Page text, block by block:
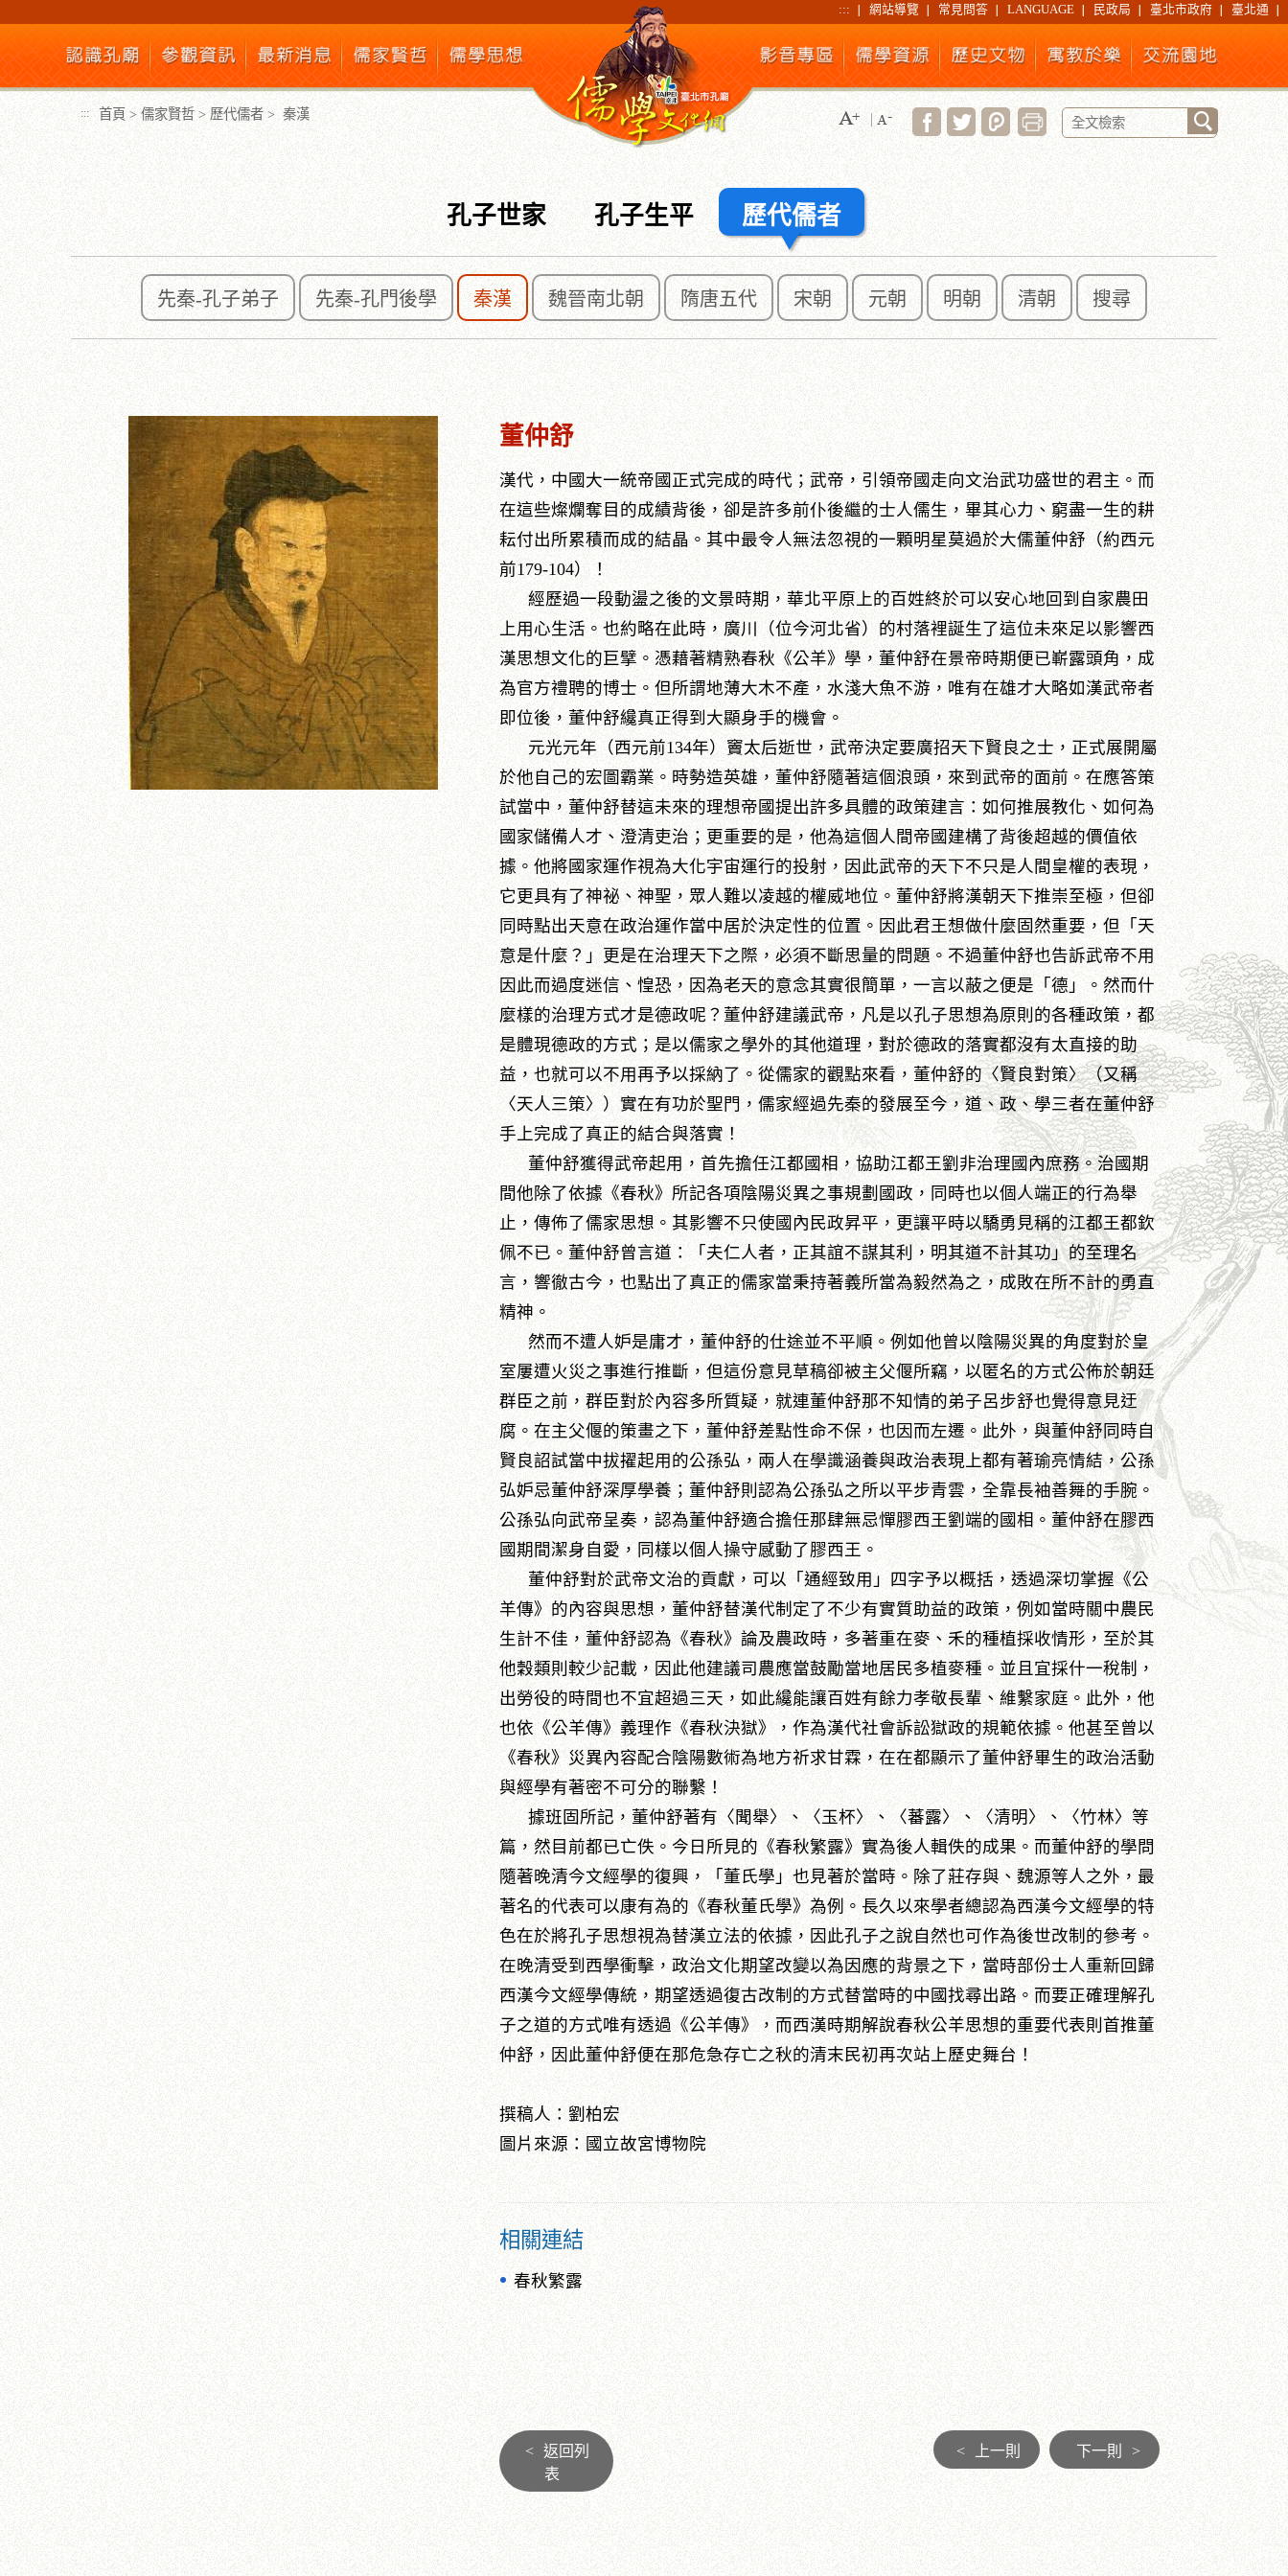
主
要
內
容
區
塊
::: 網站導覽 常見問答 LANGUAGE 民政局 臺北市政府 臺北通
::: 首頁 > 儒家賢哲 > 歷代儒者 > 秦漢
孔子世家 孔子生平 歷代儒者
先秦-孔子弟子 先秦-孔門後學 秦漢 魏晉南北朝 隋唐五代 宋朝 元朝 明朝 清朝 搜尋
::: 董仲舒
漢代，中國大一統帝國正式完成的時代；武帝，引領帝國走向文治武功盛世的君主。而
在這些燦爛奪目的成績背後，卻是許多前仆後繼的士人儒生，畢其心力、窮盡一生的耕
耘付出所累積而成的結晶。其中最令人無法忽視的一顆明星莫過於大儒董仲舒（約西元
前179-104）！
經歷過一段動盪之後的文景時期，華北平原上的百姓終於可以安心地回到自家農田
上用心生活。也約略在此時，廣川（位今河北省）的村落裡誕生了這位未來足以影響西
漢思想文化的巨擘。憑藉著精熟春秋《公羊》學，董仲舒在景帝時期便已嶄露頭角，成
為官方禮聘的博士。但所謂地薄大木不產，水淺大魚不游，唯有在雄才大略如漢武帝者
即位後，董仲舒纔真正得到大顯身手的機會。
元光元年（西元前134年）竇太后逝世，武帝決定要廣招天下賢良之士，正式展開屬
於他自己的宏圖霸業。時勢造英雄，董仲舒隨著這個浪頭，來到武帝的面前。在應答策
試當中，董仲舒替這未來的理想帝國提出許多具體的政策建言：如何推展教化、如何為
國家儲備人才、澄清吏治；更重要的是，他為這個人間帝國建構了背後超越的價值依
據。他將國家運作視為大化宇宙運行的投射，因此武帝的天下不只是人間皇權的表現，
它更具有了神祕、神聖，眾人難以凌越的權威地位。董仲舒將漢朝天下推崇至極，但卻
同時點出天意在政治運作當中居於決定性的位置。因此君王想做什麼固然重要，但「天
意是什麼？」更是在治理天下之際，必須不斷思量的問題。不過董仲舒也告訴武帝不用
因此而過度迷信、惶恐，因為老天的意念其實很簡單，一言以蔽之便是「德」。然而什
麼樣的治理方式才是德政呢？董仲舒建議武帝，凡是以孔子思想為原則的各種政策，都
是體現德政的方式；是以儒家之學外的其他道理，對於德政的落實都沒有太直接的助
益，也就可以不用再予以採納了。從儒家的觀點來看，董仲舒的〈賢良對策〉（又稱
〈天人三策〉）實在有功於聖門，儒家經過先秦的發展至今，道、政、學三者在董仲舒
手上完成了真正的結合與落實！
董仲舒獲得武帝起用，首先擔任江都國相，協助江都王劉非治理國內庶務。治國期
間他除了依據《春秋》所記各項陰陽災異之事規劃國政，同時也以個人端正的行為舉
止，傳佈了儒家思想。其影響不只使國內民政昇平，更讓平時以驕勇見稱的江都王都欽
佩不已。董仲舒曾言道：「夫仁人者，正其誼不謀其利，明其道不計其功」的至理名
言，響徹古今，也點出了真正的儒家當秉持著義所當為毅然為之，成敗在所不計的勇直
精神。
然而不遭人妒是庸才，董仲舒的仕途並不平順。例如他曾以陰陽災異的角度對於皇
室屢遭火災之事進行推斷，但這份意見草稿卻被主父偃所竊，以匿名的方式公佈於朝廷
群臣之前，群臣對於內容多所質疑，就連董仲舒那不知情的弟子呂步舒也覺得意見迂
腐。在主父偃的策畫之下，董仲舒差點性命不保，也因而左遷。此外，與董仲舒同時自
賢良詔試當中拔擢起用的公孫弘，兩人在學識涵養與政治表現上都有著瑜亮情結，公孫
弘妒忌董仲舒深厚學養；董仲舒則認為公孫弘之所以平步青雲，全靠長袖善舞的手腕。
公孫弘向武帝呈奏，認為董仲舒適合擔任那肆無忌憚膠西王劉端的國相。董仲舒在膠西
國期間潔身自愛，同樣以個人操守感動了膠西王。
董仲舒對於武帝文治的貢獻，可以「通經致用」四字予以概括，透過深切掌握《公
羊傳》的內容與思想，董仲舒替漢代制定了不少有實質助益的政策，例如當時關中農民
生計不佳，董仲舒認為《春秋》論及農政時，多著重在麥、禾的種植採收情形，至於其
他穀類則較少記載，因此他建議司農應當鼓勵當地居民多植麥種。並且宜採什一稅制，
出勞役的時間也不宜超過三天，如此纔能讓百姓有餘力孝敬長輩、維繫家庭。此外，他
也依《公羊傳》義理作《春秋決獄》，作為漢代社會訴訟獄政的規範依據。他甚至曾以
《春秋》災異內容配合陰陽數術為地方祈求甘霖，在在都顯示了董仲舒畢生的政治活動
與經學有著密不可分的聯繫！
據班固所記，董仲舒著有〈聞舉〉、〈玉杯〉、〈蕃露〉、〈清明〉、〈竹林〉等
篇，然目前都已亡佚。今日所見的《春秋繁露》實為後人輯佚的成果。而董仲舒的學問
隨著晚清今文經學的復興，「董氏學」也見著於當時。除了莊存與、魏源等人之外，最
著名的代表可以康有為的《春秋董氏學》為例。長久以來學者總認為西漢今文經學的特
色在於將孔子思想視為替漢立法的依據，因此孔子之說自然也可作為後世改制的參考。
在晚清受到西學衝擊，政治文化期望改變以為因應的背景之下，當時部份士人重新回歸
西漢今文經學傳統，期望透過復古改制的方式替當時的中國找尋出路。而要正確理解孔
子之道的方式唯有透過《公羊傳》，而西漢時期解說春秋公羊思想的重要代表則首推董
仲舒，因此董仲舒便在那危急存亡之秋的清末民初再次站上歷史舞台！
撰稿人：劉柏宏
圖片來源：國立故宮博物院
相關連結
春秋繁露
<
返回列
表
< 上一則 下一則 >